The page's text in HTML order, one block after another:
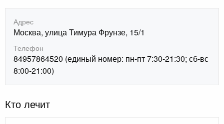
Адрес
Москва, улица Тимура Фрунзе, 15/1
Телефон
84957864520 (единый номер: пн-пт 7:30-21:30; сб-вс
8:00-21:00)
Кто лечит